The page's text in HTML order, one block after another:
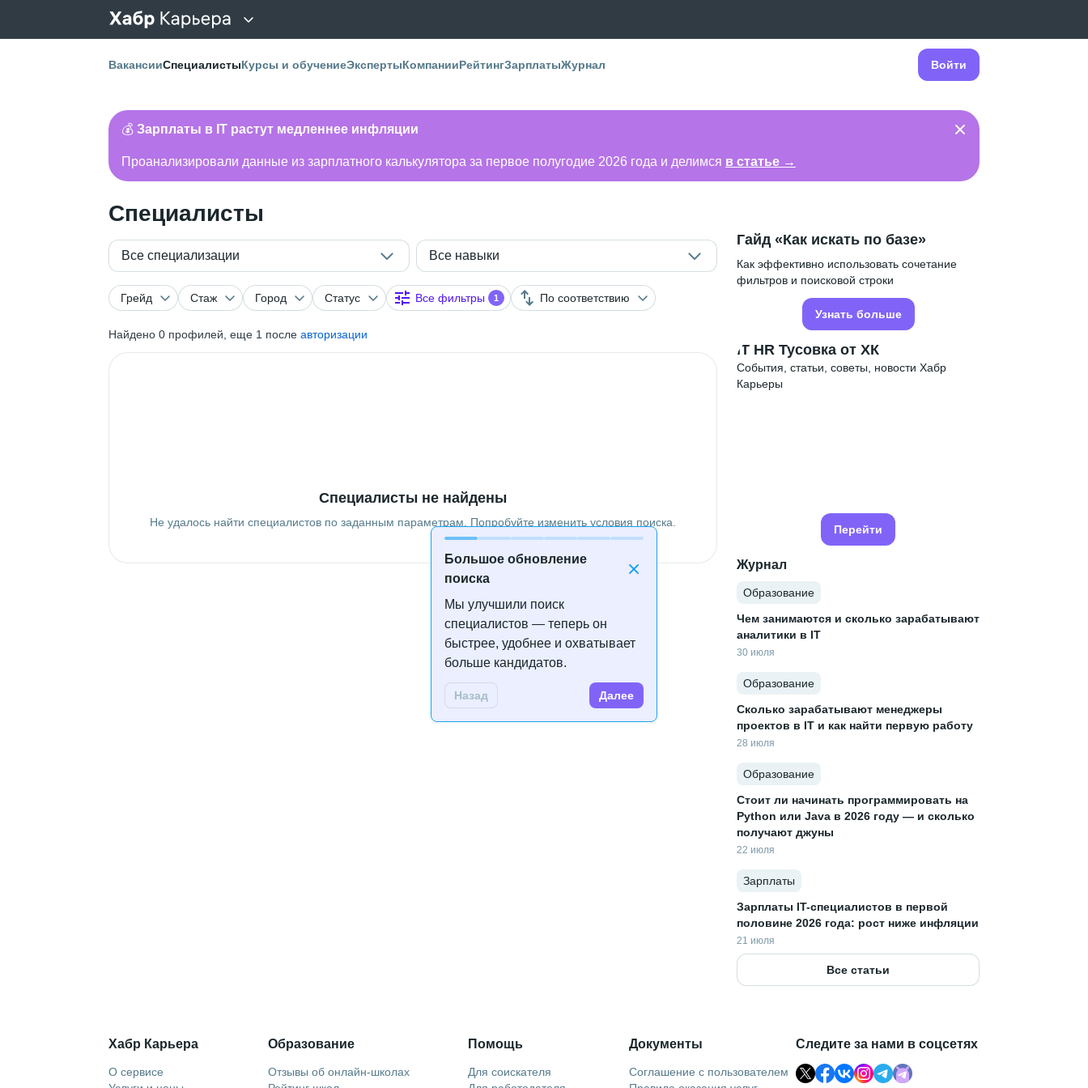
ВакансииСпециалистыКурсы и обучениеЭкспертыКомпанииРейтингЗарплатыЖурнал Войти
💰 Зарплаты в IT растут медленнее инфляции
Проанализировали данные из зарплатного калькулятора за первое полугодие 2026 года и делимся в статье →
Специалисты
Все специализации Все навыки
Грейд Стаж Город Статус Все фильтры 1 По соответствию
Найдено 0 профилей, еще 1 после авторизации
Большое обновление
поиска
Мы улучшили поиск
специалистов — теперь он
быстрее, удобнее и охватывает
больше кандидатов.
Назад Далее
Специалисты не найдены
Не удалось найти специалистов по заданным параметрам. Попробуйте изменить условия поиска.
Гайд «Как искать по базе»
Как эффективно использовать сочетание
фильтров и поисковой строки
Узнать больше
IT HR Тусовка от ХК
События, статьи, советы, новости Хабр
Карьеры
Перейти
Журнал
Образование
Чем занимаются и сколько зарабатывают
аналитики в IT
30 июля
Образование
Сколько зарабатывают менеджеры
проектов в IT и как найти первую работу
28 июля
Образование
Стоит ли начинать программировать на
Python или Java в 2026 году — и сколько
получают джуны
22 июля
Зарплаты
Зарплаты IT-специалистов в первой
половине 2026 года: рост ниже инфляции
21 июля
Все статьи
Хабр Карьера
О сервисе
Образование
Отзывы об онлайн-школах
Помощь
Для соискателя
Документы
Соглашение с пользователем
Следите за нами в соцсетях